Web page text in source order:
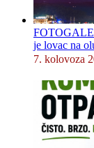
je lovac na
7. kolovoza